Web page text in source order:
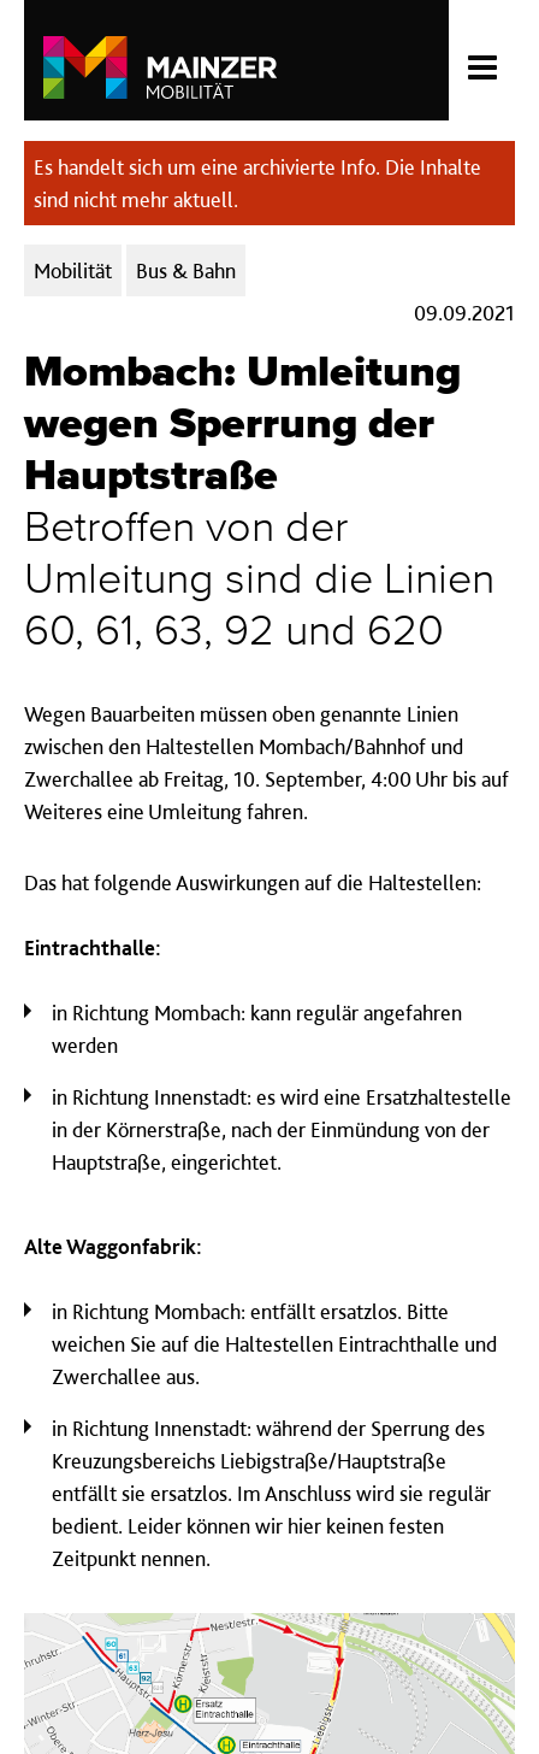
Es handelt sich um eine archivierte Info. Die Inhalte
sind nicht mehr aktuell.
Kategorien:
Mobilität
Bus & Bahn
09.09.2021
Mombach: Umleitung
wegen Sperrung der
Hauptstraße
Betroffen von der
Umleitung sind die Linien
60, 61, 63, 92 und 620
Wegen Bauarbeiten müssen oben genannte Linien
zwischen den Haltestellen Mombach/Bahnhof und
Zwerchallee ab Freitag, 10. September, 4:00 Uhr bis auf
Weiteres eine Umleitung fahren.
Das hat folgende Auswirkungen auf die Haltestellen:
Eintrachthalle:
in Richtung Mombach: kann regulär angefahren
werden
in Richtung Innenstadt: es wird eine Ersatzhaltestelle
in der Körnerstraße, nach der Einmündung von der
Hauptstraße, eingerichtet.
Alte Waggonfabrik:
in Richtung Mombach: entfällt ersatzlos. Bitte
weichen Sie auf die Haltestellen Eintrachthalle und
Zwerchallee aus.
in Richtung Innenstadt: während der Sperrung des
Kreuzungsbereichs Liebigstraße/Hauptstraße
entfällt sie ersatzlos. Im Anschluss wird sie regulär
bedient. Leider können wir hier keinen festen
Zeitpunkt nennen.